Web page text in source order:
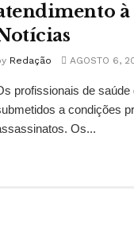
Redação AGOSTO 6,
profissionais de
a condições
Os...